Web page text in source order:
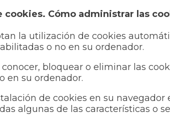
Cómo administrar las
la utilización de cookies
o no en su ordenador.
bloquear o eliminar las
en su ordenador.
de cookies en su
algunas de las características o